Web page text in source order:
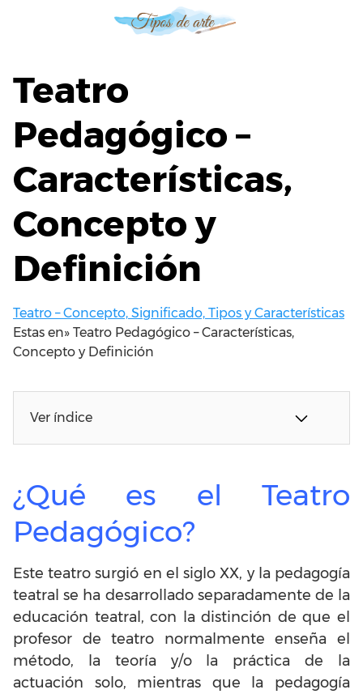
Teatro
Pedagógico –
Características,
Concepto y
Definición
Teatro – Concepto, Significado, Tipos y Características
Estas en» Teatro Pedagógico – Características,
Concepto y Definición
Ver índice
¿Qué es el Teatro
Pedagógico?
Este teatro surgió en el siglo XX, y la pedagogía
teatral se ha desarrollado separadamente de la
educación teatral, con la distinción de que el
profesor de teatro normalmente enseña el
método, la teoría y/o la práctica de la
actuación solo, mientras que la pedagogía